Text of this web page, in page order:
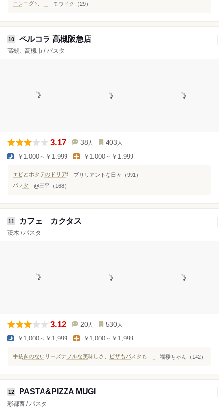
ニンニグｩ、、
モウドク（29）
10 ペルコラ 高槻阪急店
高槻、高槻市 / パスタ
3.17 38 人 403 人
￥1,000～￥1,999 ￥1,000～￥1,999
エビとホタテのドリア❗️
ブリリアントな日々（991）
パスタ
@三平（168）
11 カフェ カクタス
茨木 / パスタ
3.12 20 人 530 人
￥1,000～￥1,999 ￥1,000～￥1,999
福楼ちゃん（142）
12 PASTA&PIZZA MUGI
彩都西 / パスタ